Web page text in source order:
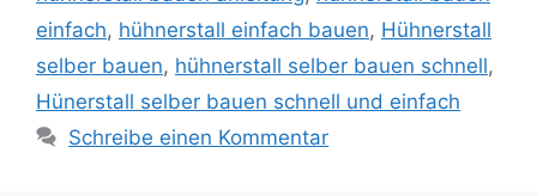
einfach, hühnerstall einfach bauen, Hühnerstall
selber bauen, hühnerstall selber bauen schnell,
Hünerstall selber bauen schnell und einfach
Schreibe einen Kommentar